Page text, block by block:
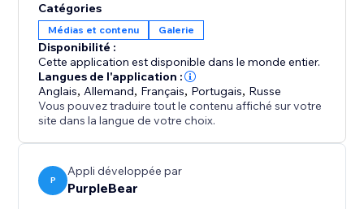
Transformez vos vidéos Vimeo en une vitrine visuelle
puissante qui captive votre public et améliore
l'expérience de votre site web.
Catégories
Médias et contenu Galerie
Disponibilité :
Cette application est disponible dans le monde entier.
Langues de l'application :
Anglais, Allemand, Français, Portugais, Russe
Vous pouvez traduire tout le contenu affiché sur votre
site dans la langue de votre choix.
P
Appli développée par
PurpleBear